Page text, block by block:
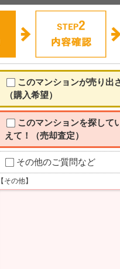
このマンションが売り出
（購入希望）
このマンションを探して
えて！（売却査定）
その他のご質問など
【その他】